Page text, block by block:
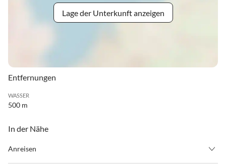
Lage der Unterkunft anzeigen
Entfernungen
WASSER
500 m
In der Nähe
Anreisen